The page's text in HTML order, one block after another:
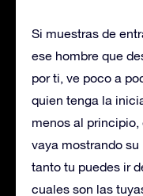
Si muestras de
ese hombre que
por ti, ve poco a
quien tenga la
menos al principio,
vaya mostrando
tanto tu puedes ir
cuales son las